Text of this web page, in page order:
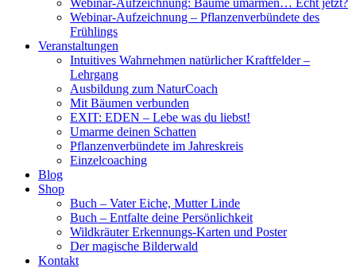
Webinar-Aufzeichnung: Bäume umarmen… Echt jetzt?
Webinar-Aufzeichnung – Pflanzenverbündete des
Frühlings
Veranstaltungen
Intuitives Wahrnehmen natürlicher Kraftfelder –
Lehrgang
Ausbildung zum NaturCoach
Mit Bäumen verbunden
EXIT: EDEN – Lebe was du liebst!
Umarme deinen Schatten
Pflanzenverbündete im Jahreskreis
Einzelcoaching
Blog
Shop
Buch – Vater Eiche, Mutter Linde
Buch – Entfalte deine Persönlichkeit
Wildkräuter Erkennungs-Karten und Poster
Der magische Bilderwald
Kontakt